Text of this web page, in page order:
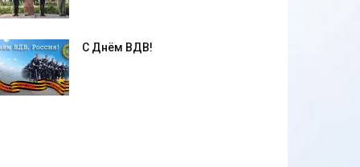
С Днём ВДВ!